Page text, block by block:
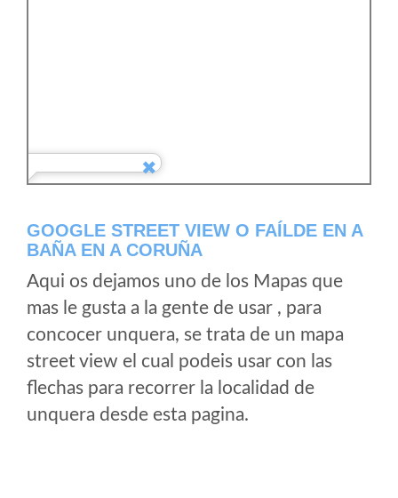
GOOGLE STREET VIEW O FAÍLDE EN A
BAÑA EN A CORUÑA
Aqui os dejamos uno de los Mapas que
mas le gusta a la gente de usar , para
concocer unquera, se trata de un mapa
street view el cual podeis usar con las
flechas para recorrer la localidad de
unquera desde esta pagina.